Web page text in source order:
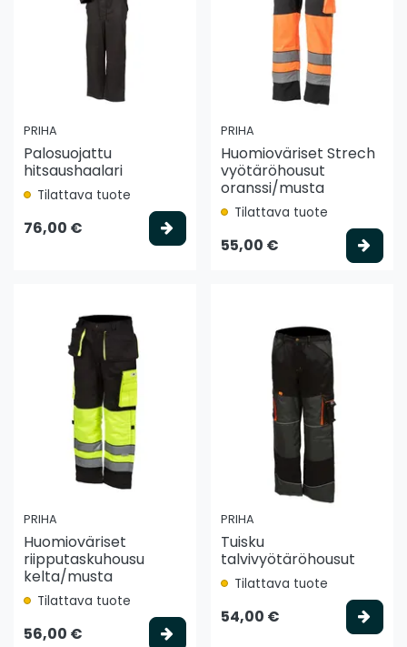
PRIHA
Palosuojattu
hitsaushaalari
Tilattava tuote
76,00 €
PRIHA
Huomioväriset Strech
vyötäröhousut
oranssi/musta
Tilattava tuote
55,00 €
PRIHA
Huomioväriset
riipputaskuhousu
kelta/musta
Tilattava tuote
56,00 €
PRIHA
Tuisku
talvivyötäröhousut
Tilattava tuote
54,00 €